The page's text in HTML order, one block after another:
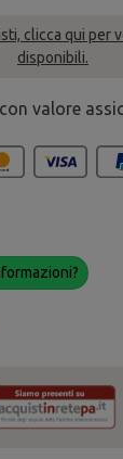
clicca qui per
disponibili.
valore